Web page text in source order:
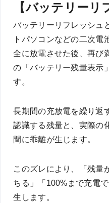
【バッテリーリ
バッテリーリフレッシュ
トパソコンなどの二次電
全に放電させた後、再び
の「バッテリー残量表示
す。
長期間の充放電を繰り返
認識する残量と、実際の
間に乖離が生じます。
このズレにより、「残量
ちる」「100%まで充電
生します。